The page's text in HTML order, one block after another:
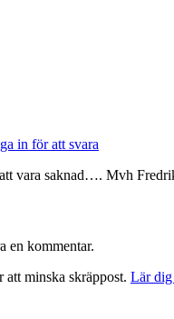
in för att svara
vara saknad…. Mvh
en kommentar.
minska skräppost. Lär dig